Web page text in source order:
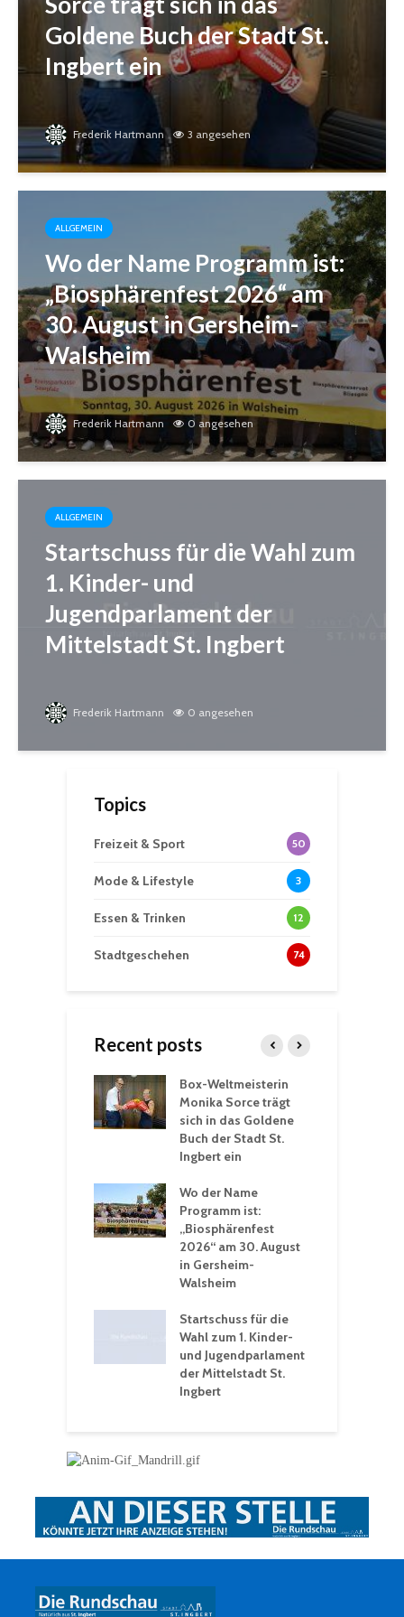
Goldene Buch der Stadt St.
Ingbert ein
Frederik Hartmann 3 angesehen
ALLGEMEIN
Wo der Name Programm ist:
„Biosphärenfest 2026“ am
30. August in Gersheim-
Walsheim
Frederik Hartmann 0 angesehen
ALLGEMEIN
Startschuss für die Wahl zum
1. Kinder- und
Jugendparlament der
Mittelstadt St. Ingbert
Frederik Hartmann 0 angesehen
Topics
Freizeit & Sport 50
Mode & Lifestyle 3
Essen & Trinken 12
Stadtgeschehen 74
Recent posts
Box-Weltmeisterin
Monika Sorce trägt
sich in das Goldene
Buch der Stadt St.
Ingbert ein
Wo der Name
Programm ist:
„Biosphärenfest
2026“ am 30. August
in Gersheim-
Walsheim
Startschuss für die
Wahl zum 1. Kinder-
und Jugendparlament
der Mittelstadt St.
Ingbert